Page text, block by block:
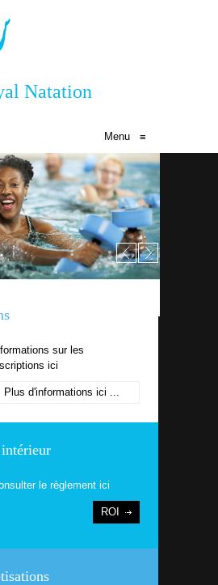
Natation
Menu ≡
sur les
ici
Plus d'informations ici ...
le règlement ici
ROI